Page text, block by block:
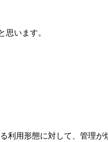
思います。
利用形態に対して、管理が